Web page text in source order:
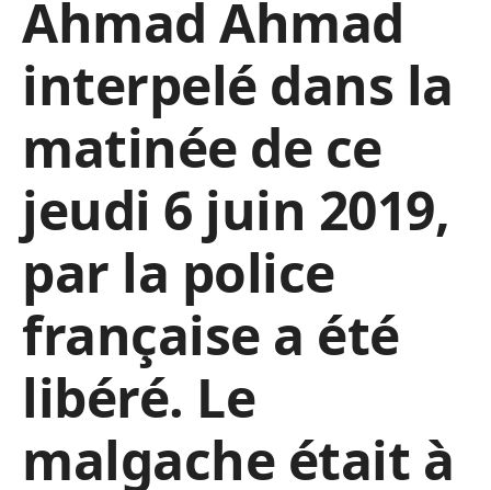
Ahmad Ahmad
interpelé dans la
matinée de ce
jeudi 6 juin 2019,
par la police
française a été
libéré. Le
malgache était à